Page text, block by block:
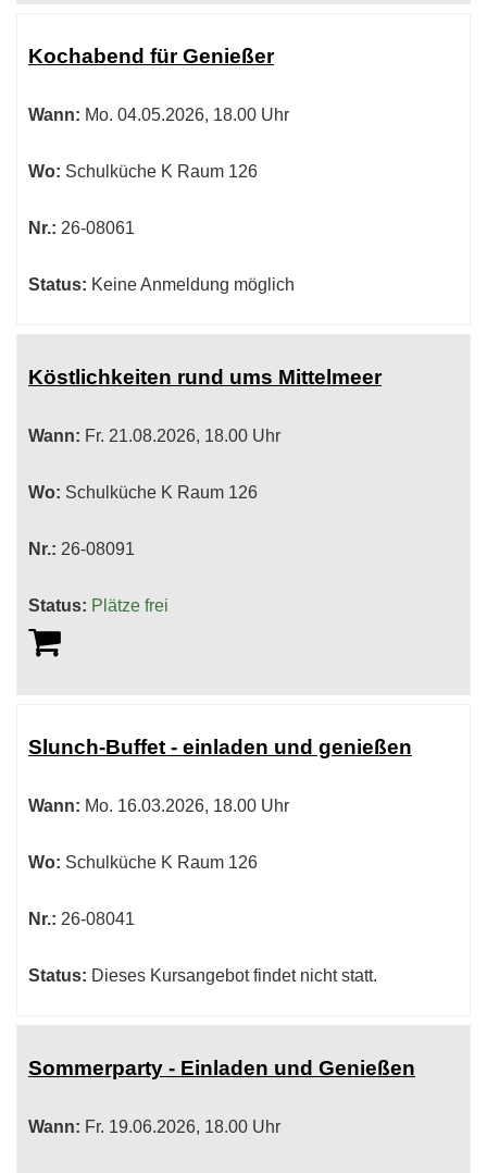
Kochabend für Genießer
Wann: Mo. 04.05.2026, 18.00 Uhr
Wo: Schulküche K Raum 126
Nr.: 26-08061
Status: Keine Anmeldung möglich
Köstlichkeiten rund ums Mittelmeer
Wann: Fr. 21.08.2026, 18.00 Uhr
Wo: Schulküche K Raum 126
Nr.: 26-08091
Status: Plätze frei
Slunch-Buffet - einladen und genießen
Wann: Mo. 16.03.2026, 18.00 Uhr
Wo: Schulküche K Raum 126
Nr.: 26-08041
Status: Dieses Kursangebot findet nicht statt.
Sommerparty - Einladen und Genießen
Wann: Fr. 19.06.2026, 18.00 Uhr